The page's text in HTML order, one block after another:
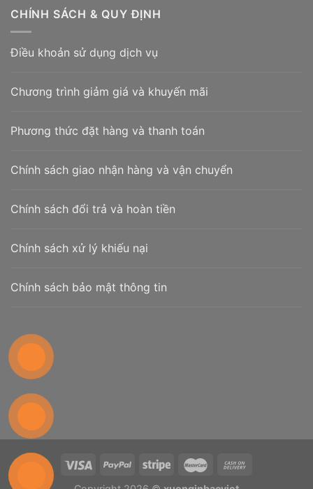
CHÍNH SÁCH & QUY ĐỊNH
Điều khoản sử dụng dịch vụ
Chương trình giảm giá và khuyến mãi
Phương thức đặt hàng và thanh toán
Chính sách giao nhận hàng và vận chuyển
Chính sách đổi trả và hoàn tiền
Chính sách xử lý khiếu nại
Chính sách bảo mật thông tin